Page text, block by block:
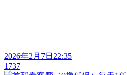
2026年2月7日22:35
1737